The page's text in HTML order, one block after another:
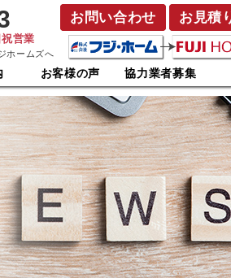
営業
お問い合わせ お見積
お客様の声 協力業者募集
ホームズへ